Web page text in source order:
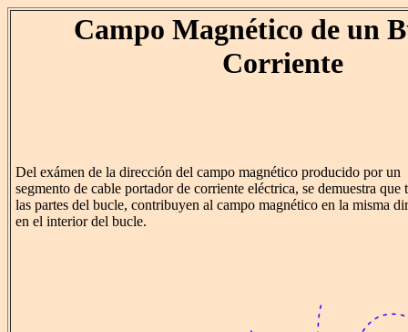
Campo Magnético de un
Corriente
Del exámen de la dirección del campo magnético producido por un
segmento de cable portador de corriente eléctrica, se demuestra que
las partes del bucle, contribuyen al campo magnético en la misma
en el interior del bucle.